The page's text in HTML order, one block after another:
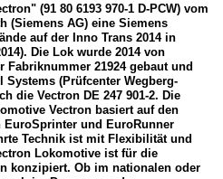
(91 80 6193 970-1 D-PCW) vom
(Siemens AG) eine Siemens
auf der Inno Trans 2014 in
Die Lok wurde 2014 von
Fabriknummer 21924 gebaut und
(Prüfcenter Wegberg-
die Vectron DE 247 901-2. Die
Vectron basiert auf den
und EuroRunner
Technik ist mit Flexibilität und
Lokomotive ist für die
konzipiert. Ob im nationalen oder